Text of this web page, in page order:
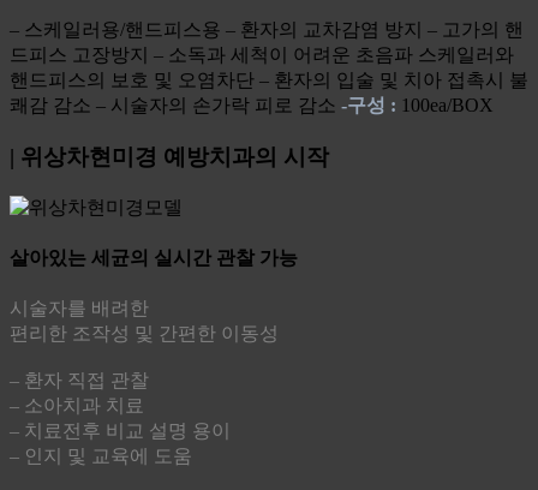
– 스케일러용/핸드피스용 – 환자의 교차감염 방지 – 고가의 핸
드피스 고장방지 – 소독과 세척이 어려운 초음파 스케일러와
핸드피스의 보호 및 오염차단 – 환자의 입술 및 치아 접촉시 불
쾌감 감소 – 시술자의 손가락 피로 감소 -구성 : 100ea/BOX
| 위상차현미경 예방치과의 시작
살아있는 세균의 실시간 관찰 가능
시술자를 배려한
편리한 조작성 및 간편한 이동성
– 환자 직접 관찰
– 소아치과 치료
– 치료전후 비교 설명 용이
– 인지 및 교육에 도움